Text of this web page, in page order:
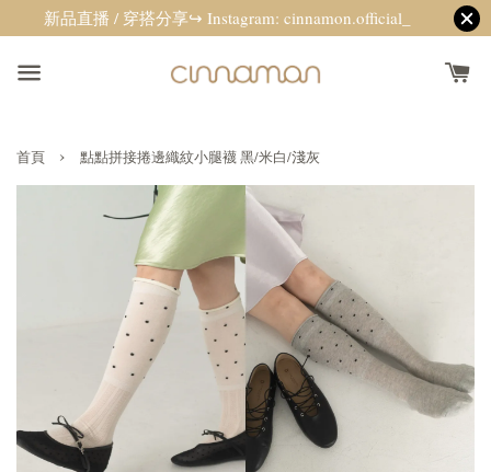
新品直播 / 穿搭分享↪ Instagram: cinnamon.official_
首頁 › 點點拼接捲邊織紋小腿襪 黑/米白/淺灰